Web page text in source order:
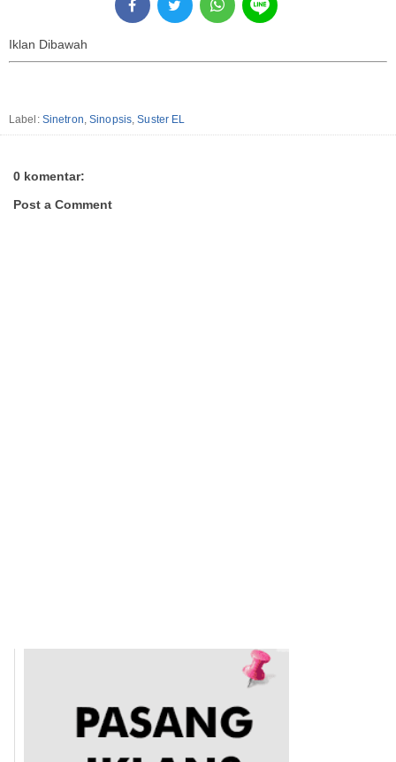
Iklan Dibawah
Label: Sinetron,Sinopsis,Suster EL
0 komentar:
Post a Comment